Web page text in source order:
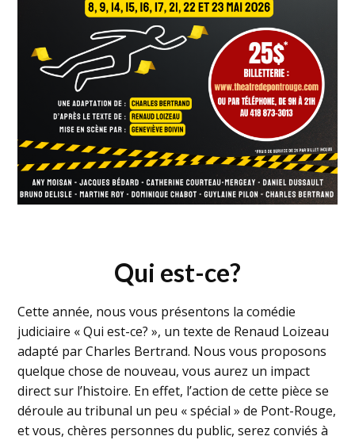
Qui est-ce?
Cette année, nous vous présentons la comédie
judiciaire « Qui est-ce? », un texte de Renaud Loizeau
adapté par Charles Bertrand. Nous vous proposons
quelque chose de nouveau, vous aurez un impact
direct sur l’histoire. En effet, l’action de cette pièce se
déroule au tribunal un peu « spécial » de Pont-Rouge,
et vous, chères personnes du public, serez conviés à